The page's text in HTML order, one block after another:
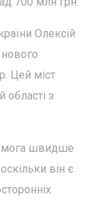
Олексій
Цей міст
області з
швидше
він є